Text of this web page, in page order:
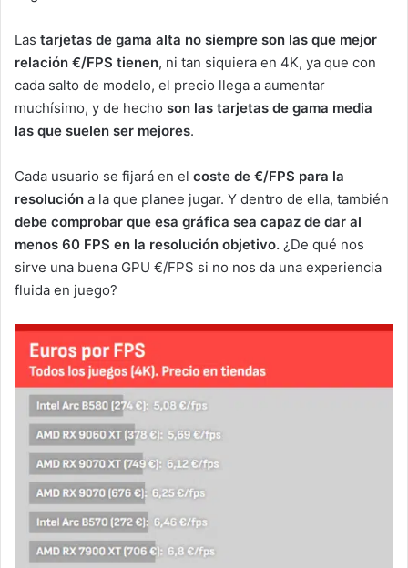
Las tarjetas de gama alta no siempre son las que mejor
relación €/FPS tienen, ni tan siquiera en 4K, ya que con
cada salto de modelo, el precio llega a aumentar
muchísimo, y de hecho son las tarjetas de gama media
las que suelen ser mejores.
Cada usuario se fijará en el coste de €/FPS para la
resolución a la que planee jugar. Y dentro de ella, también
debe comprobar que esa gráfica sea capaz de dar al
menos 60 FPS en la resolución objetivo. ¿De qué nos
sirve una buena GPU €/FPS si no nos da una experiencia
fluida en juego?